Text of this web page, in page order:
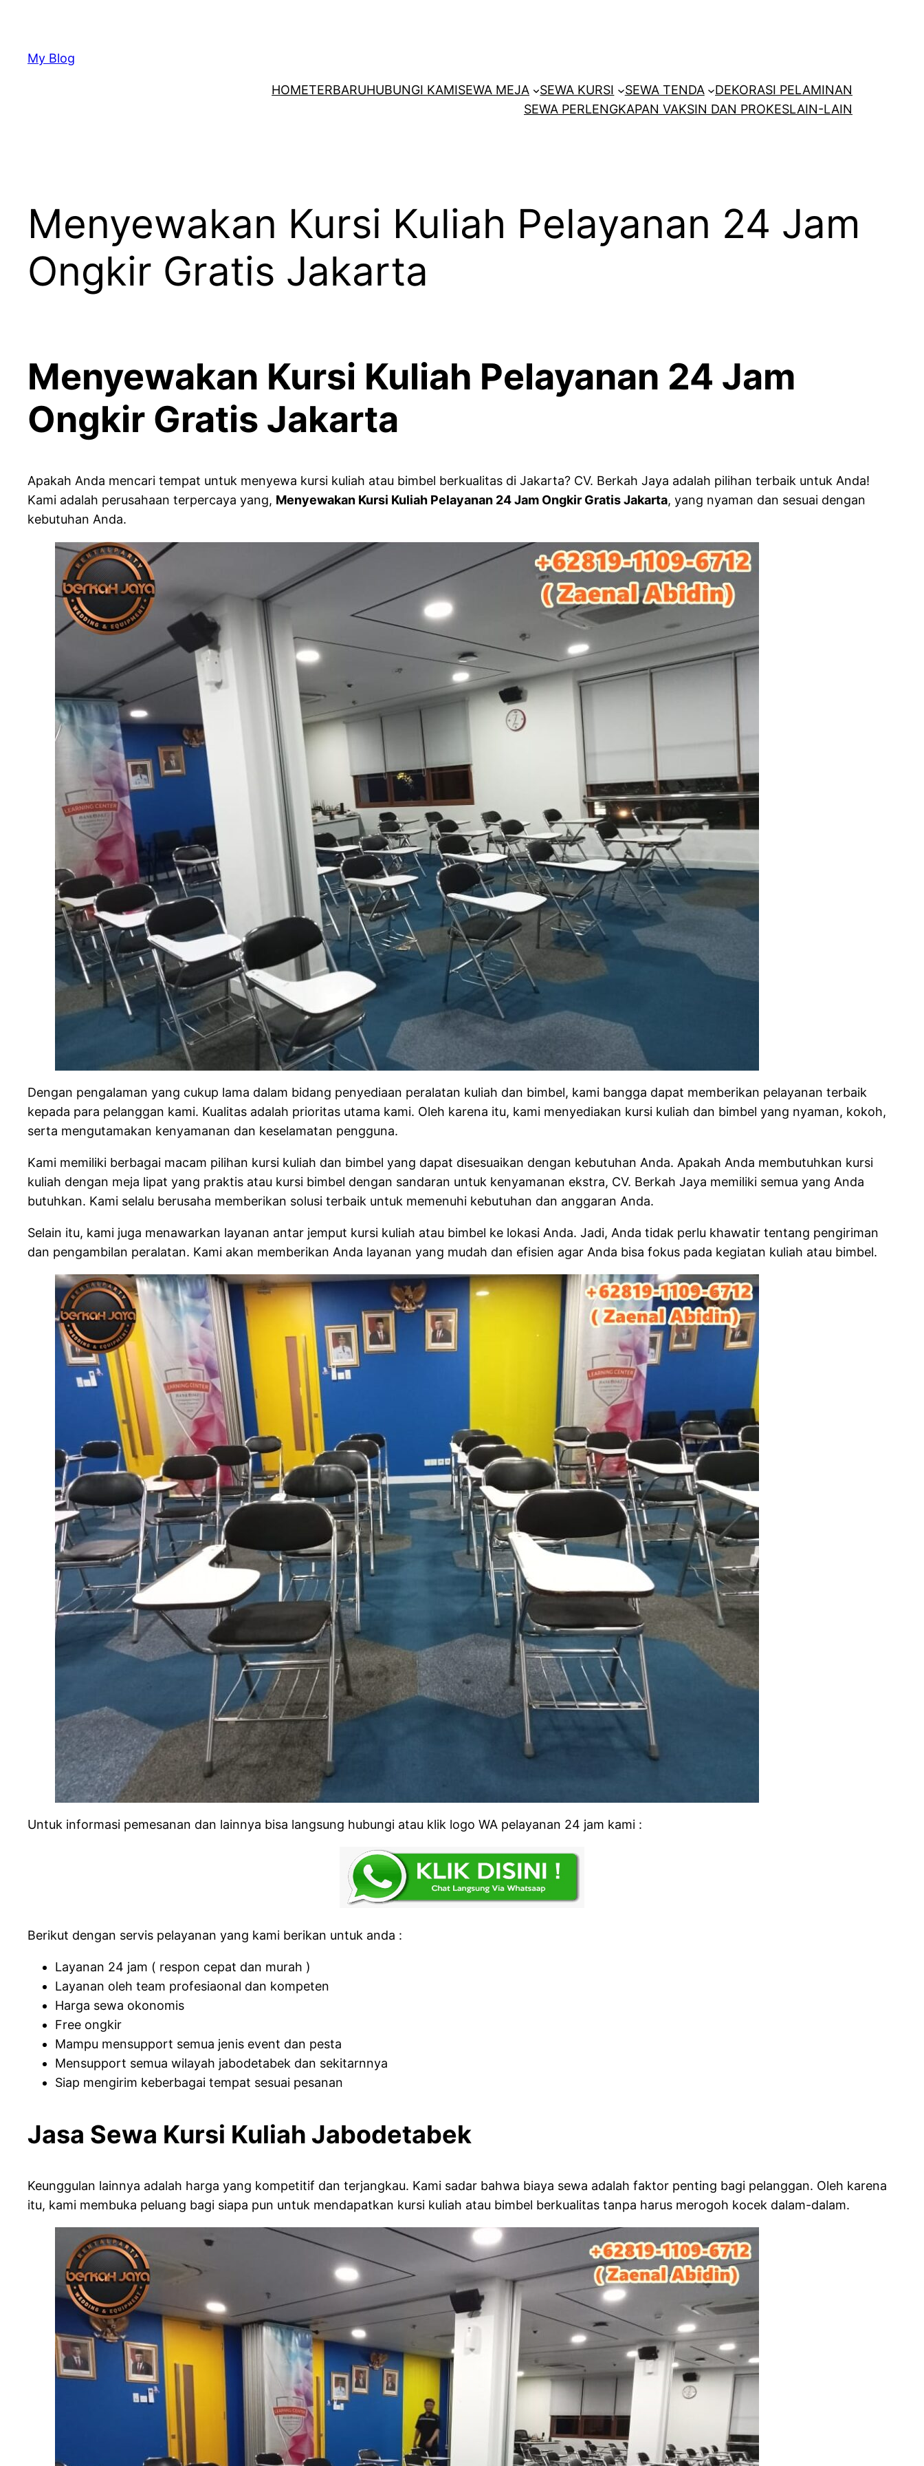
kontenMy Blog
HOMETERBARUHUBUNGI KAMISEWA MEJA SEWA KURSI SEWA TENDA
DEKORASI PELAMINAN
SEWA PERLENGKAPAN VAKSIN DAN PROKESLAIN-LAIN
Menyewakan Kursi Kuliah Pelayanan 24 Jam
Ongkir Gratis Jakarta
Menyewakan Kursi Kuliah Pelayanan 24 Jam
Ongkir Gratis Jakarta
Apakah Anda mencari tempat untuk menyewa kursi kuliah atau bimbel berkualitas di Jakarta? CV. Berkah Jaya adalah pilihan terbaik untuk Anda!
Kami adalah perusahaan terpercaya yang, Menyewakan Kursi Kuliah Pelayanan 24 Jam Ongkir Gratis Jakarta, yang nyaman dan sesuai dengan
kebutuhan Anda.
Dengan pengalaman yang cukup lama dalam bidang penyediaan peralatan kuliah dan bimbel, kami bangga dapat memberikan pelayanan terbaik
kepada para pelanggan kami. Kualitas adalah prioritas utama kami. Oleh karena itu, kami menyediakan kursi kuliah dan bimbel yang nyaman, kokoh,
serta mengutamakan kenyamanan dan keselamatan pengguna.
Kami memiliki berbagai macam pilihan kursi kuliah dan bimbel yang dapat disesuaikan dengan kebutuhan Anda. Apakah Anda membutuhkan kursi
kuliah dengan meja lipat yang praktis atau kursi bimbel dengan sandaran untuk kenyamanan ekstra, CV. Berkah Jaya memiliki semua yang Anda
butuhkan. Kami selalu berusaha memberikan solusi terbaik untuk memenuhi kebutuhan dan anggaran Anda.
Selain itu, kami juga menawarkan layanan antar jemput kursi kuliah atau bimbel ke lokasi Anda. Jadi, Anda tidak perlu khawatir tentang pengiriman
dan pengambilan peralatan. Kami akan memberikan Anda layanan yang mudah dan efisien agar Anda bisa fokus pada kegiatan kuliah atau bimbel.
Untuk informasi pemesanan dan lainnya bisa langsung hubungi atau klik logo WA pelayanan 24 jam kami :
Berikut dengan servis pelayanan yang kami berikan untuk anda :
Layanan 24 jam ( respon cepat dan murah )
Layanan oleh team profesiaonal dan kompeten
Harga sewa okonomis
Free ongkir
Mampu mensupport semua jenis event dan pesta
Mensupport semua wilayah jabodetabek dan sekitarnnya
Siap mengirim keberbagai tempat sesuai pesanan
Jasa Sewa Kursi Kuliah Jabodetabek
Keunggulan lainnya adalah harga yang kompetitif dan terjangkau. Kami sadar bahwa biaya sewa adalah faktor penting bagi pelanggan. Oleh karena
itu, kami membuka peluang bagi siapa pun untuk mendapatkan kursi kuliah atau bimbel berkualitas tanpa harus merogoh kocek dalam-dalam.